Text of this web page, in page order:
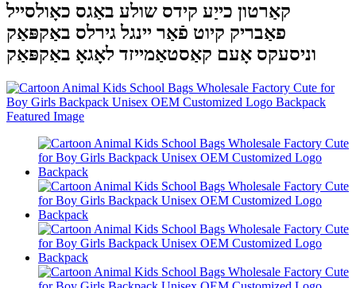
קאַרטון כייַע קידס שולע באַגס כאָולסייל
פאַבריק קיוט פֿאַר יינגל גירלס באַקפּאַק
וניסעקס אָעם קאַסטאַמייזד לאָגאָ באַקפּאַק